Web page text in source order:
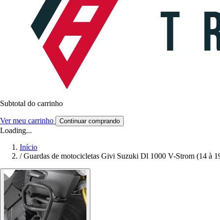
Subtotal do carrinho
Ver meu carrinho Continuar comprando
Loading...
Início
/ Guardas de motocicletas Givi Suzuki Dl 1000 V-Strom (14 à